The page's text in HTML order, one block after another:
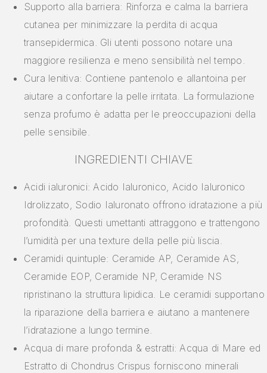
Supporto alla barriera: Rinforza e calma la barriera
cutanea per minimizzare la perdita di acqua
transepidermica. Gli utenti possono notare una
maggiore resilienza e meno sensibilità nel tempo.
Cura lenitiva: Contiene pantenolo e allantoina per
aiutare a confortare la pelle irritata. La formulazione
senza profumo è adatta per le preoccupazioni della
pelle sensibile.
INGREDIENTI CHIAVE
Acidi ialuronici: Acido Ialuronico, Acido Ialuronico
Idrolizzato, Sodio Ialuronato offrono idratazione a più
profondità. Questi umettanti attraggono e trattengono
l’umidità per una texture della pelle più liscia.
Ceramidi quintuple: Ceramide AP, Ceramide AS,
Ceramide EOP, Ceramide NP, Ceramide NS
ripristinano la struttura lipidica. Le ceramidi supportano
la riparazione della barriera e aiutano a mantenere
l’idratazione a lungo termine.
Acqua di mare profonda & estratti: Acqua di Mare ed
Estratto di Chondrus Crispus forniscono minerali